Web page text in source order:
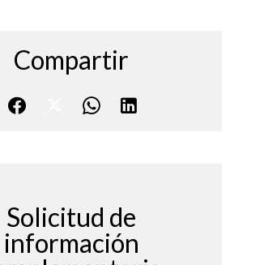
Compartir
Solicitud de
información